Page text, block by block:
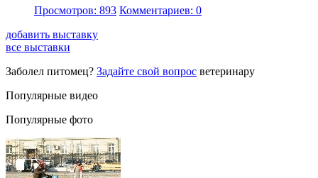
Просмотров: 893 Комментариев: 0
добавить выставку
все выставки
Заболел питомец? Задайте свой вопрос ветеринару
Популярные видео
Популярные фото